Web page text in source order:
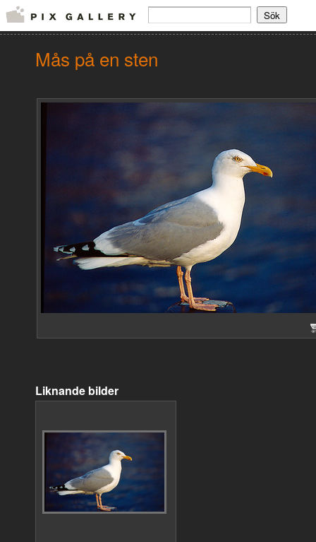
Mås på en sten
Liknande bilder